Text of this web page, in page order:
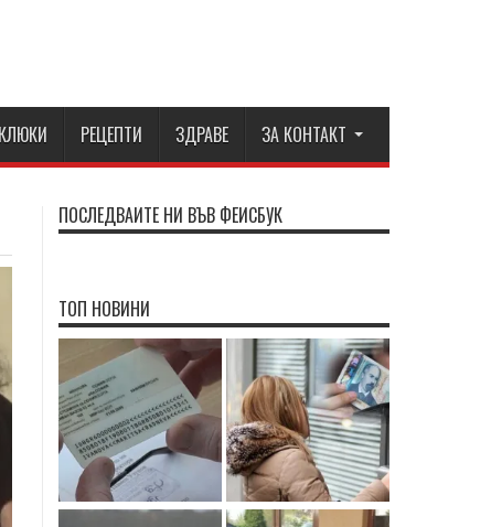
КЛЮКИ РЕЦЕПТИ ЗДРАВЕ ЗА КОНТАКТ
ПОСЛЕДВАЙТЕ НИ ВЪВ ФЕЙСБУК
ТОП НОВИНИ